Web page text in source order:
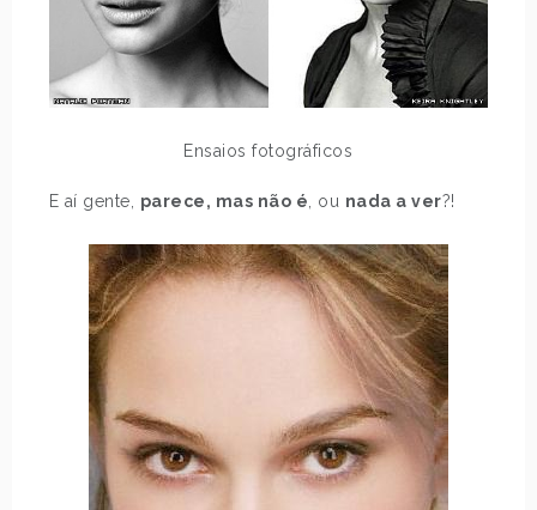
Ensaios fotográficos
E aí gente, parece, mas não é , ou nada a ver?!